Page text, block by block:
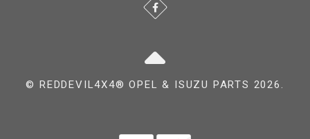
© REDDEVIL4X4® OPEL & ISUZU PARTS 2026.